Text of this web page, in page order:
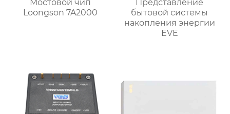
Мостовой чип
Loongson 7A2000
Представление
бытовой системы
накопления энергии
EVE